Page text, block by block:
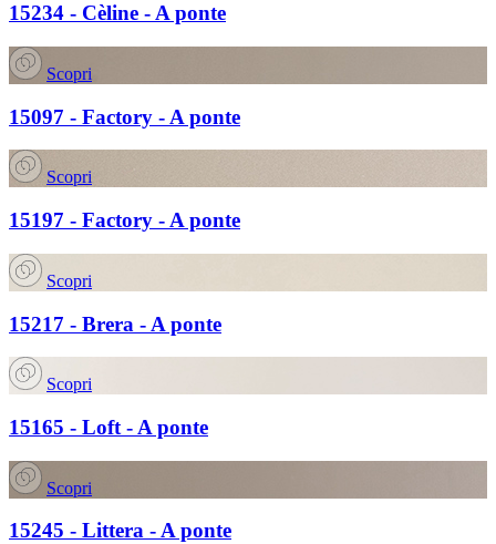
15234 - Cèline - A ponte
Scopri
15097 - Factory - A ponte
Scopri
15197 - Factory - A ponte
Scopri
15217 - Brera - A ponte
Scopri
15165 - Loft - A ponte
Scopri
15245 - Littera - A ponte